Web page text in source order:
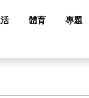
體育 專題